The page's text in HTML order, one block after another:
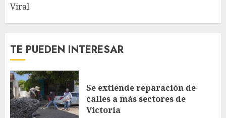
Viral
TE PUEDEN INTERESAR
Se extiende reparación de
calles a más sectores de
Victoria